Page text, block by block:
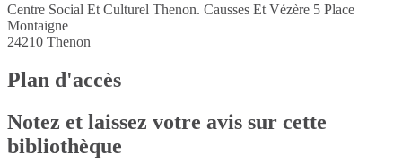
Centre Social Et Culturel Thenon. Causses Et Vézère 5 Place
Montaigne
24210 Thenon
Plan d'accès
Notez et laissez votre avis sur cette
bibliothèque